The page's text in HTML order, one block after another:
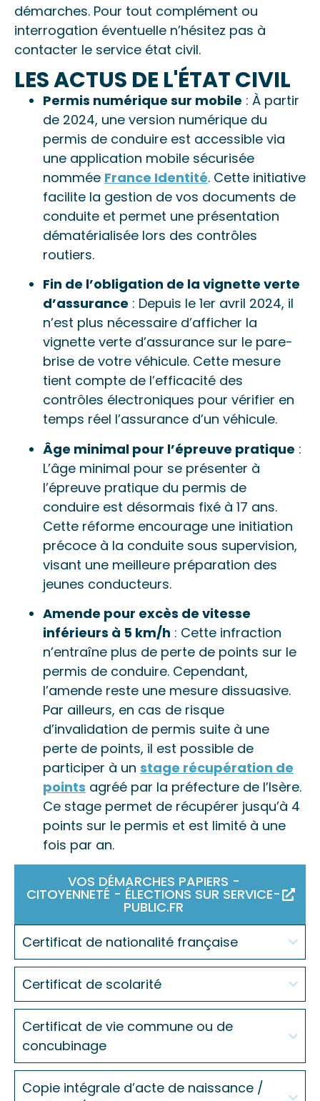
démarches. Pour tout complément ou
interrogation éventuelle n’hésitez pas à
contacter le service état civil.
LES ACTUS DE L'ÉTAT CIVIL
Permis numérique sur mobile : À partir
de 2024, une version numérique du
permis de conduire est accessible via
une application mobile sécurisée
nommée France Identité. Cette initiative
facilite la gestion de vos documents de
conduite et permet une présentation
dématérialisée lors des contrôles
routiers.
Fin de l’obligation de la vignette verte
d’assurance : Depuis le 1er avril 2024, il
n’est plus nécessaire d’afficher la
vignette verte d’assurance sur le pare-
brise de votre véhicule. Cette mesure
tient compte de l’efficacité des
contrôles électroniques pour vérifier en
temps réel l’assurance d’un véhicule.
Âge minimal pour l’épreuve pratique :
L’âge minimal pour se présenter à
l’épreuve pratique du permis de
conduire est désormais fixé à 17 ans.
Cette réforme encourage une initiation
précoce à la conduite sous supervision,
visant une meilleure préparation des
jeunes conducteurs.
Amende pour excès de vitesse
inférieurs à 5 km/h : Cette infraction
n’entraîne plus de perte de points sur le
permis de conduire. Cependant,
l’amende reste une mesure dissuasive.
Par ailleurs, en cas de risque
d’invalidation de permis suite à une
perte de points, il est possible de
participer à un stage récupération de
points agréé par la préfecture de l’Isère.
Ce stage permet de récupérer jusqu’à 4
points sur le permis et est limité à une
fois par an.
VOS DÉMARCHES PAPIERS -
CITOYENNETÉ - ÉLECTIONS SUR SERVICE-
PUBLIC.FR
Certificat de nationalité française
Certificat de scolarité
Certificat de vie commune ou de
concubinage
Copie intégrale d’acte de naissance /